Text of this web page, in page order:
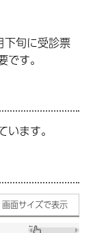
旬に受診票
す。
ます。
画面サイズで表示